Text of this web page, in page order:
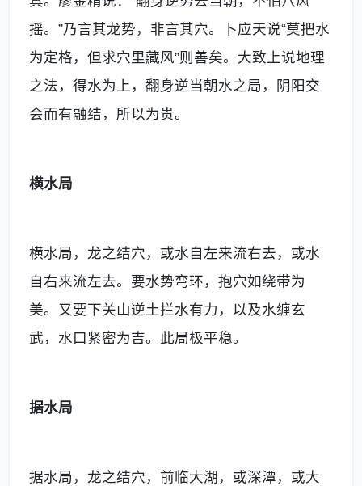
摇。”乃言其龙势，非言其穴。卜应天说“莫把水
为定格，但求穴里藏风”则善矣。大致上说地理
之法，得水为上，翻身逆当朝水之局，阴阳交
会而有融结，所以为贵。
横水局
横水局，龙之结穴，或水自左来流右去，或水
自右来流左去。要水势弯环，抱穴如绕带为
美。又要下关山逆土拦水有力，以及水缠玄
武，水口紧密为吉。此局极平稳。
据水局
据水局，龙之结穴，前临大湖，或深潭，或大